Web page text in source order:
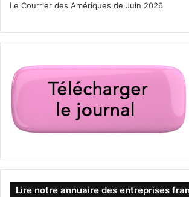
Le Courrier des Amériques de Juin 2026
Lire notre annuaire des entreprises